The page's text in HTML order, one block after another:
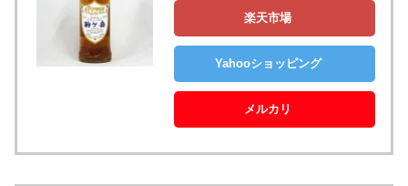
楽天市場
Yahooショッピング
メルカリ